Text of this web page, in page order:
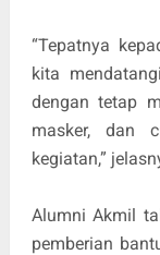
“Tepatnya
kita
dengan tetap
masker, dan
kegiatan,”
Alumni Akmil
pemberian